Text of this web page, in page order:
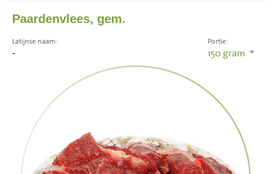
Paardenvlees, gem.
Portie:
150 gram
Latijnse naam:
-